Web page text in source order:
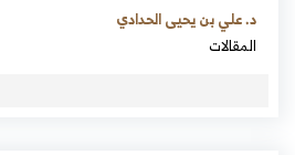
د. علي بن يحيى الحدادي
المقالات